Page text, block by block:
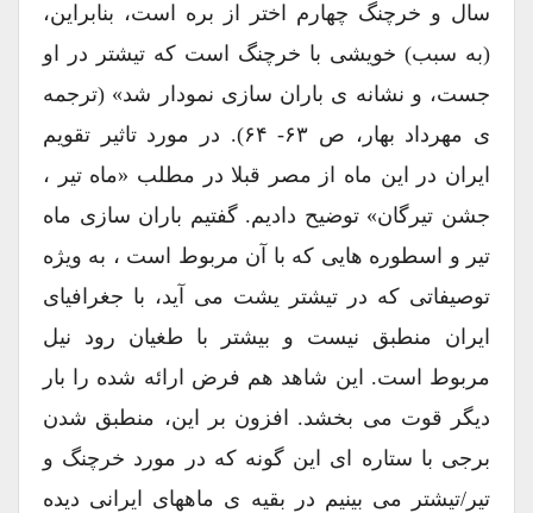
سال و خرچنگ چهارم اختر از بره است، بنابراین،
(به سبب) خویشی با خرچنگ است که تیشتر در او
جست، و نشانه ی باران سازی نمودار شد» (ترجمه
ی مهرداد بهار، ص ۶۳- ۶۴). در مورد تاثیر تقویم
ایران در این ماه از مصر قبلا در مطلب «ماه تیر ،
جشن تیرگان» توضیح دادیم. گفتیم باران سازی ماه
تیر و اسطوره هایی که با آن مربوط است ، به ویژه
توصیفاتی که در تیشتر یشت می آید، با جغرافیای
ایران منطبق نیست و بیشتر با طغیان رود نیل
مربوط است. این شاهد هم فرض ارائه شده را بار
دیگر قوت می بخشد. افزون بر این، منطبق شدن
برجی با ستاره ای این گونه که در مورد خرچنگ و
تیر/تیشتر می بینیم در بقیه ی ماههای ایرانی دیده